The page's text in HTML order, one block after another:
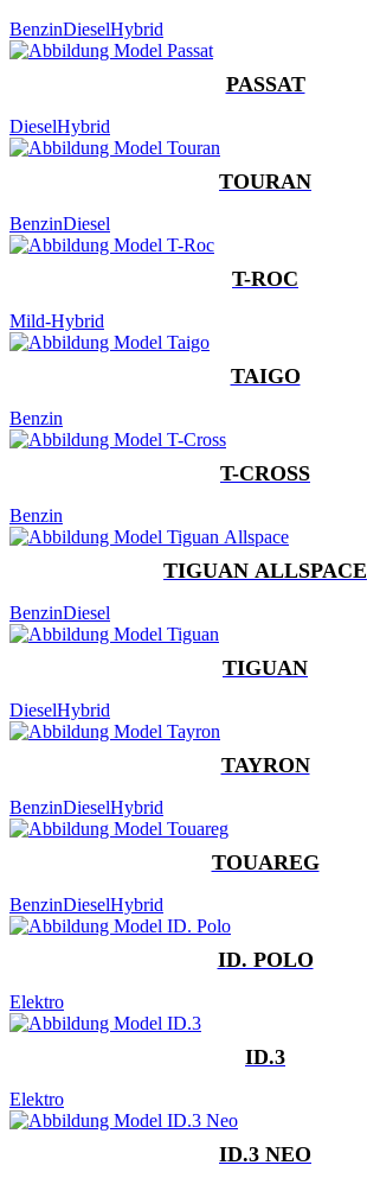
BenzinDieselHybrid
PASSAT
DieselHybrid
TOURAN
BenzinDiesel
T-ROC
Mild-Hybrid
TAIGO
Benzin
T-CROSS
Benzin
TIGUAN ALLSPACE
BenzinDiesel
TIGUAN
DieselHybrid
TAYRON
BenzinDieselHybrid
TOUAREG
BenzinDieselHybrid
ID. POLO
Elektro
ID.3
Elektro
ID.3 NEO